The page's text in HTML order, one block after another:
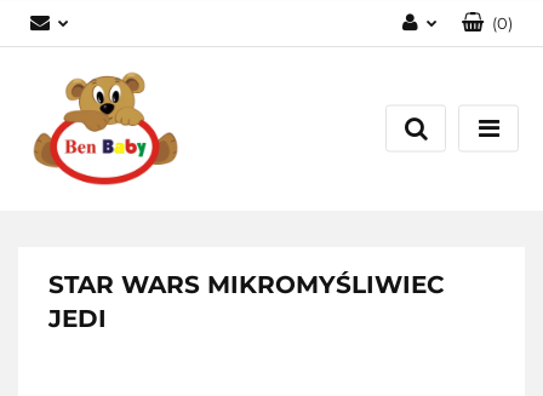
Zarejestruj się
Dodaj zgłoszenie
(0)
STAR WARS MIKROMYŚLIWIEC
JEDI